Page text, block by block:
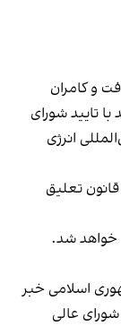
و کامران
تایید شورای
انرژی
تعلیق
خواهد شد.
اسلامی خبر
شورای عالی